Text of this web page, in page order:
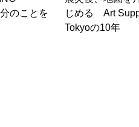
のことを
じめる Art
Tokyoの10年